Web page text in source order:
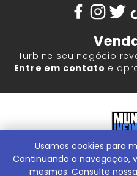
Turbine seu negócio
Entre em contato e
Mundos Infinitos -
Publicações e Assinaturas
Conheça nossa Loja Física:
Usamos cookies para
Continuando a navegação,
mesmos. Consulte